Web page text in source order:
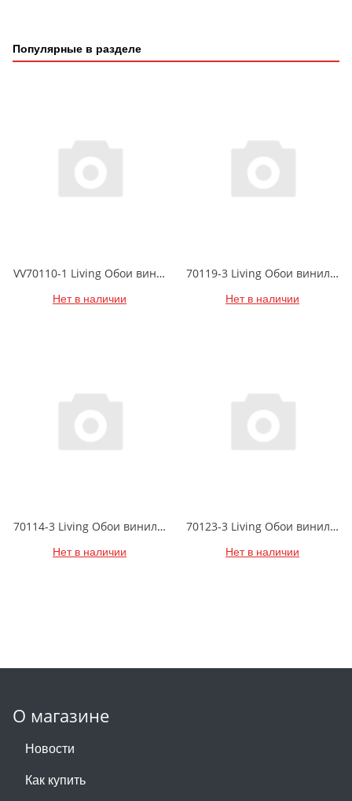
Популярные в разделе
VV70110-1 Living Обои виниловые на флизелиновой основе 1.06*15.6
Нет в наличии
70119-3 Living Обои виниловые на бумажной основе 1.06*15.6
Нет в наличии
70114-3 Living Обои виниловые на бумажной основе 1.06*15.6
Нет в наличии
70123-3 Living Обои виниловые на бумажной основе 1.06*15.6
Нет в наличии
О магазине
Новости
Как купить